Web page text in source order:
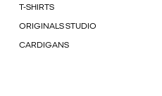
T-SHIRTS
ORIGINALS STUDIO
CARDIGANS